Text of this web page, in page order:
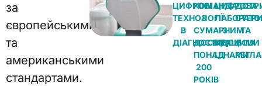
за
європейськими
та
американськими
стандартами.
ЦИФРОВІ
ТЕХНОЛОГІЇ
В
ДІАГНОСТИЦІ
КОМАНДА
З
СУМАРНИМ
ДОСВІДОМ
ПОНАД
200
РОКІВ
ЦИФРОВА
З
КРАЩИМИ
ЦІНАМИ
ТА
ВСІХ